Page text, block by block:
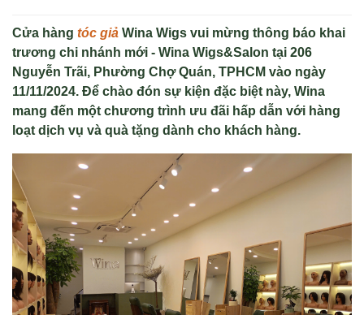
Cửa hàng tóc giả Wina Wigs vui mừng thông báo khai
trương chi nhánh mới - Wina Wigs&Salon tại 206
Nguyễn Trãi, Phường Chợ Quán, TPHCM vào ngày
11/11/2024. Để chào đón sự kiện đặc biệt này, Wina
mang đến một chương trình ưu đãi hấp dẫn với hàng
loạt dịch vụ và quà tặng dành cho khách hàng.